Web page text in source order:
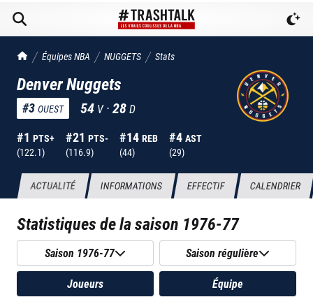
TrashTalk Actu NBA
Équipes NBA NUGGETS Stats
Denver Nuggets
#3 OUEST 54 V ·28D
#1 PTS+
(122.1)
#21 PTS-
(116.9)
#14 REB
(44)
#4 AST
(29)
ACTUALITÉ INFORMATIONS EFFECTIF CALENDRIER
Statistiques de la saison 1976-77
Saison 1976-77 Saison régulière
Joueurs Équipe